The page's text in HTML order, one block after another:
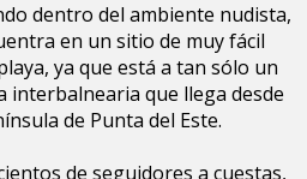
dentro del ambiente nudista,
en un sitio de muy fácil
ya que está a tan sólo un
que llega desde
de Punta del Este.
de seguidores a cuestas,